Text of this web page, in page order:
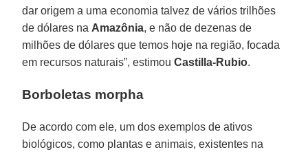
dar origem a uma economia talvez de vários trilhões
de dólares na Amazônia, e não de dezenas de
milhões de dólares que temos hoje na região, focada
em recursos naturais”, estimouCastilla-Rubio.
Borboletas morpha
De acordo com ele, um dos exemplos de ativos
biológicos, como plantas e animais, existentes na